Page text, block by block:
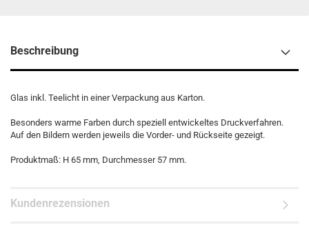
Beschreibung
Glas inkl. Teelicht in einer Verpackung aus Karton.
Besonders warme Farben durch speziell entwickeltes Druckverfahren.
Auf den Bildern werden jeweils die Vorder- und Rückseite gezeigt.
Produktmaß: H 65 mm, Durchmesser 57 mm.
Kundenrezensionen